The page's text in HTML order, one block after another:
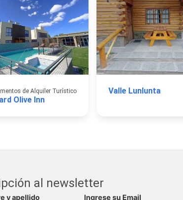
de Alquiler Turístico
Olive Inn
Valle Lunlunta
al newsletter
y apellido Ingrese su Email